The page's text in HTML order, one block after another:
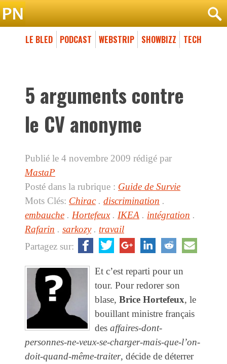
LE BLED PODCAST WEBSTRIP SHOWBIZZ TECH
5 arguments contre
le CV anonyme
Publié le 4 novembre 2009 rédigé par
MastaP
Posté dans la rubrique : Guide de Survie
Mots Clés: Chirac. discrimination .
embauche . Hortefeux. IKEA . intégration .
Rafarin . sarkozy. travail
Partagez sur:
Et c’est reparti pour un
tour. Pour redorer son
blase, Brice Hortefeux, le
bouillant ministre français
des affaires-dont-
personnes-ne-veux-se-charger-mais-que-l’on-
doit-quand-même-traiter, décide de déterrer